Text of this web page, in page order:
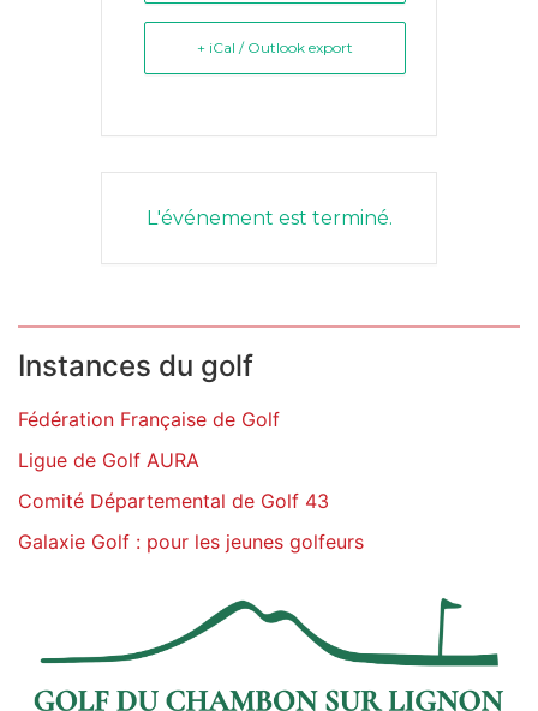
+ iCal / Outlook export
L'événement est terminé.
Instances du golf
Fédération Française de Golf
Ligue de Golf AURA
Comité Départemental de Golf 43
Galaxie Golf : pour les jeunes golfeurs